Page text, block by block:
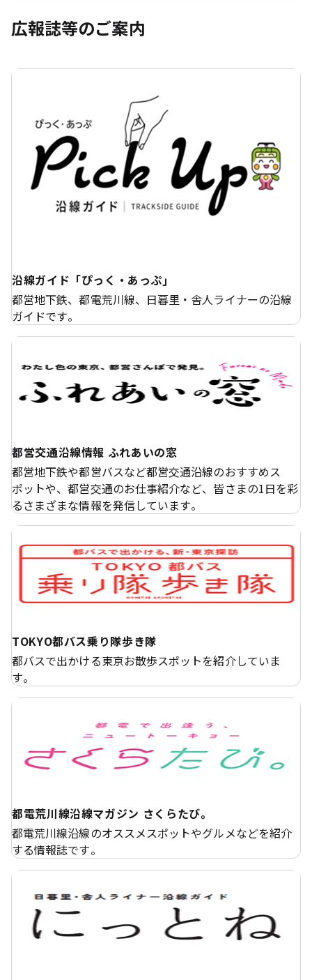
広報誌等のご案内
沿線ガイド「ぴっく・あっぷ」
都営地下鉄、都電荒川線、日暮里・舎人ライナーの沿線
ガイドです。
都営交通沿線情報 ふれあいの窓
都営地下鉄や都営バスなど都営交通沿線のおすすめス
ポットや、都営交通のお仕事紹介など、皆さまの1日を彩
るさまざまな情報を発信しています。
TOKYO都バス乗り隊歩き隊
都バスで出かける東京お散歩スポットを紹介していま
す。
都電荒川線沿線マガジン さくらたび。
都電荒川線沿線のオススメスポットやグルメなどを紹介
する情報誌です。